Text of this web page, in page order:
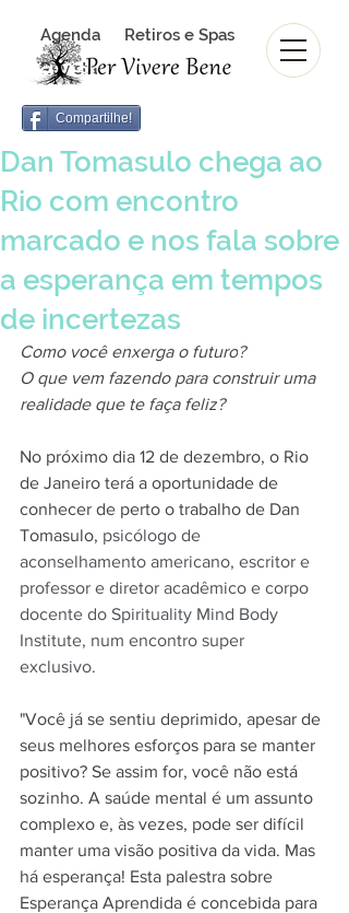
Agenda
Revista
Retiros e Spas
Revista Per Vivere Bene
Compartilhe!
Dan Tomasulo chega ao
Rio com encontro
marcado e nos fala sobre
a esperança em tempos
de incertezas
Como você enxerga o futuro?
O que vem fazendo para construir uma
realidade que te faça feliz?
No próximo dia 12 de dezembro, o Rio
de Janeiro terá a oportunidade de
conhecer de perto o trabalho de Dan
Tomasulo, psicólogo de
aconselhamento americano, escritor e
professor e diretor acadêmico e corpo
docente do Spirituality Mind Body
Institute, num encontro super
exclusivo.
"Você já se sentiu deprimido, apesar de
seus melhores esforços para se manter
positivo? Se assim for, você não está
sozinho. A saúde mental é um assunto
complexo e, às vezes, pode ser difícil
manter uma visão positiva da vida. Mas
há esperança! Esta palestra sobre
Esperança Aprendida é concebida para